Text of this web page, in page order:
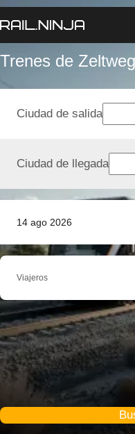
Trenes de
14 ago 2026
Ciudad de salida
Ciudad de llegada
Viajeros